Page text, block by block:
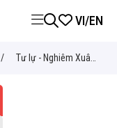
VI/EN
/ Tư lự - Nghiêm Xuân